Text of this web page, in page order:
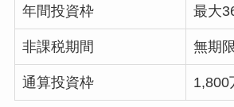
年間投資枠 最大
非課税期間 無期限
通算投資枠 1,800